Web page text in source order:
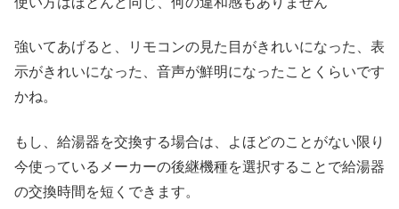
強いてあげると、リモコンの見た目がきれいになった、表
示がきれいになった、音声が鮮明になったことくらいです
かね。
もし、給湯器を交換する場合は、よほどのことがない限り
今使っているメーカーの後継機種を選択することで給湯器
の交換時間を短くできます。